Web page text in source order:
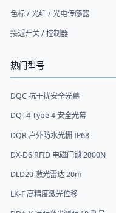
色标 / 光纤 / 光电传感器
接近开关 / 控制器
热门型号
DQC 抗干扰安全光幕
DQT4 Type 4 安全光幕
DQR 户外防水光栅 IP68
DX-D6 RFID 电磁门锁 2000N
DLD20 激光雷达 20m
LK-F 高精度激光位移